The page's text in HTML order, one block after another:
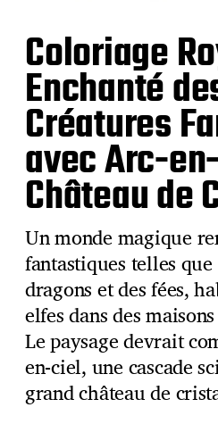
Coloriage
Enchanté
Créatures
avec Arc-
Château de
Un monde magique
fantastiques telles
dragons et des fées,
elfes dans des
Le paysage devrait
en-ciel, une cascade
grand château de